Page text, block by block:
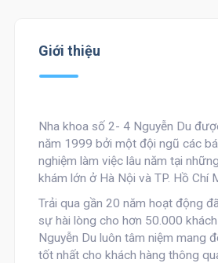
Giới thiệu
Nha khoa số 2- 4 Nguyễn Du
năm 1999 bởi một đội ngũ các
nghiệm làm việc lâu năm tại
khám lớn ở Hà Nội và TP. Hồ Chí
Trải qua gần 20 năm hoạt động
sự hài lòng cho hơn 50.000
Nguyễn Du luôn tâm niệm mang
tốt nhất cho khách hàng thông